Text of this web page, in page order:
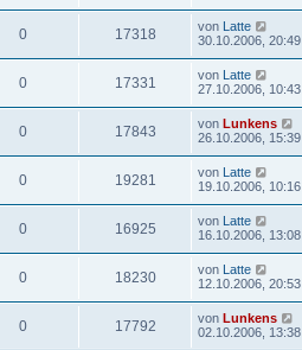
0 17318 von Latte
30.10.2006, 20:49
0 17331 von Latte
27.10.2006, 10:43
0 17843 von Lunkens
26.10.2006, 15:39
0 19281 von Latte
19.10.2006, 10:16
0 16925 von Latte
16.10.2006, 13:08
0 18230 von Latte
12.10.2006, 20:53
0 17792 von Lunkens
02.10.2006, 13:38